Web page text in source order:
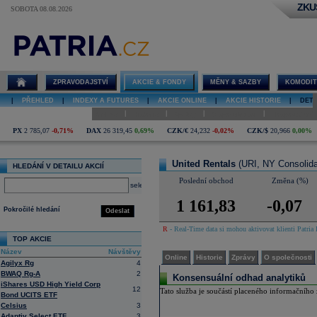
SOBOTA 08.08.2026
United Rentals
ZPRAVODAJSTVÍ AKCIE & FONDY MĚNY & SAZBY
PŘEHLED INDEXY A FUTURES AKCIE ONLINE AKCIE HISTORIE
PX 2 785,07 -0,71% DAX 26 319,45 0,69% CZK/€ 24,232 -0,02% CZK/$ 20,966 0,00%
HLEDÁNÍ V DETAILU AKCIÍ
select
Odeslat
Pokročilé hledání
TOP AKCIE
Název
Návštěvy
Agilyx Rg
4
BWAQ Rg-A
2
iShares USD High Yield Corp
Bond UCITS ETF
12
Celsius
3
United Rentals (URI, NY
Poslední obchod Změna (%)
1 161,83 -0,07
R - Real-Time data si mohou aktivovat klienti
Online Historie Zprávy O společnosti
Konsensuální odhad analytiků
Tato služba je součástí placeného